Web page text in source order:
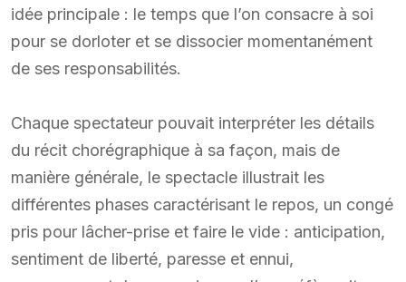
idée principale : le temps que l’on consacre à soi
pour se dorloter et se dissocier momentanément
de ses responsabilités.
Chaque spectateur pouvait interpréter les détails
du récit chorégraphique à sa façon, mais de
manière générale, le spectacle illustrait les
différentes phases caractérisant le repos, un congé
pris pour lâcher-prise et faire le vide : anticipation,
sentiment de liberté, paresse et ennui,